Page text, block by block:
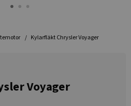
Kylarfläkt Chrysler Voyager
Voyager